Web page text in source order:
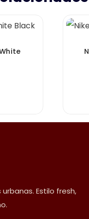
Estilo fresh,